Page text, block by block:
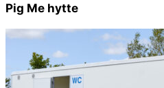
Pig Me hytte